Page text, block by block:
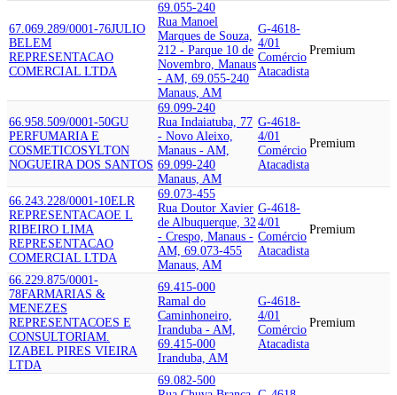
67.069.289/0001-76JULIO
BELEM
REPRESENTACAO
COMERCIAL LTDA
69.055-240
Rua Manoel
Marques de Souza,
212 - Parque 10 de
Novembro, Manaus
- AM, 69.055-240
Manaus, AM
G-4618-
4/01
Comércio
Atacadista
Premium
66.958.509/0001-50GU
PERFUMARIA E
COSMETICOSYLTON
NOGUEIRA DOS SANTOS
69.099-240
Rua Indaiatuba, 77
- Novo Aleixo,
Manaus - AM,
69.099-240
Manaus, AM
G-4618-
4/01
Comércio
Atacadista
Premium
66.243.228/0001-10ELR
REPRESENTACAOE L
RIBEIRO LIMA
REPRESENTACAO
COMERCIAL LTDA
69.073-455
Rua Doutor Xavier
de Albuquerque, 32
- Crespo, Manaus -
AM, 69.073-455
Manaus, AM
G-4618-
4/01
Comércio
Atacadista
Premium
66.229.875/0001-
78FARMARIAS &
MENEZES
REPRESENTACOES E
CONSULTORIAM.
IZABEL PIRES VIEIRA
LTDA
69.415-000
Ramal do
Caminhoneiro,
Iranduba - AM,
69.415-000
Iranduba, AM
G-4618-
4/01
Comércio
Atacadista
Premium
69.082-500